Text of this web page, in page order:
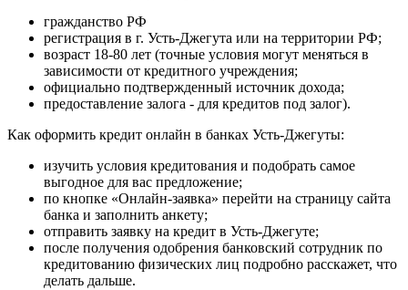
гражданство РФ
регистрация в г. Усть-Джегута или на территории РФ;
возраст 18-80 лет (точные условия могут меняться в
зависимости от кредитного учреждения;
официально подтвержденный источник дохода;
предоставление залога - для кредитов под залог).
Как оформить кредит онлайн в банках Усть-Джегуты:
изучить условия кредитования и подобрать самое
выгодное для вас предложение;
по кнопке «Онлайн-заявка» перейти на страницу сайта
банка и заполнить анкету;
отправить заявку на кредит в Усть-Джегуте;
после получения одобрения банковский сотрудник по
кредитованию физических лиц подробно расскажет, что
делать дальше.